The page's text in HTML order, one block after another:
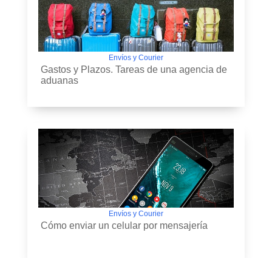
Envíos y Courier
Gastos y Plazos. Tareas de una agencia de
aduanas
Envíos y Courier
Cómo enviar un celular por mensajería